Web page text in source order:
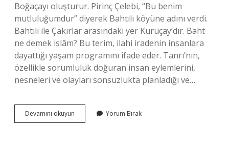
Boğaçayı oluşturur. Pirinç Çelebi, “Bu benim
mutluluğumdur” diyerek Bahtılı köyüne adını verdi.
Bahtılı ile Çakırlar arasındaki yer Kuruçay’dır. Baht
ne demek islâm? Bu terim, ilahi iradenin insanlara
dayattığı yaşam programını ifade eder. Tanrı’nın,
özellikle sorumluluk doğuran insan eylemlerini,
nesneleri ve olayları sonsuzlukta planladığı ve…
Devamını okuyun
Ibaresi
Yorum Bırak